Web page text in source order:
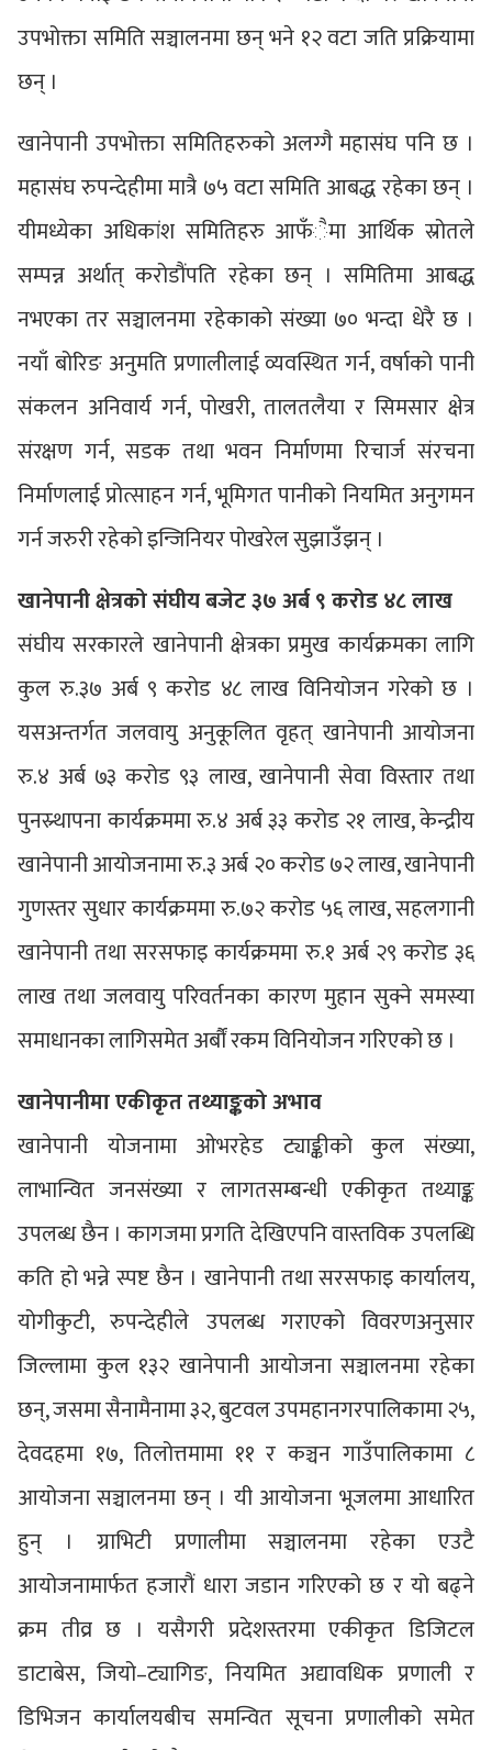
उपभोक्ता समिति सञ्चालनमा छन् भने १२ वटा जति प्रक्रियामा
छन् ।
खानेपानी उपभोक्ता समितिहरुको अलग्गै महासंघ पनि छ ।
महासंघ रुपन्देहीमा मात्रै ७५ वटा समिति आबद्ध रहेका छन् ।
यीमध्येका अधिकांश समितिहरु आफँैमा आर्थिक स्रोतले
सम्पन्न अर्थात् करोडौंपति रहेका छन् । समितिमा आबद्ध
नभएका तर सञ्चालनमा रहेकाको संख्या ७० भन्दा धेरै छ ।
नयाँ बोरिङ अनुमति प्रणालीलाई व्यवस्थित गर्न, वर्षाको पानी
संकलन अनिवार्य गर्न, पोखरी, तालतलैया र सिमसार क्षेत्र
संरक्षण गर्न, सडक तथा भवन निर्माणमा रिचार्ज संरचना
निर्माणलाई प्रोत्साहन गर्न, भूमिगत पानीको नियमित अनुगमन
गर्न जरुरी रहेको इन्जिनियर पोखरेल सुझाउँझन् ।
खानेपानी क्षेत्रको संघीय बजेट ३७ अर्ब ९ करोड ४८ लाख
संघीय सरकारले खानेपानी क्षेत्रका प्रमुख कार्यक्रमका लागि
कुल रु.३७ अर्ब ९ करोड ४८ लाख विनियोजन गरेको छ ।
यसअन्तर्गत जलवायु अनुकूलित वृहत् खानेपानी आयोजना
रु.४ अर्ब ७३ करोड ९३ लाख, खानेपानी सेवा विस्तार तथा
पुनस्र्थापना कार्यक्रममा रु.४ अर्ब ३३ करोड २१ लाख, केन्द्रीय
खानेपानी आयोजनामा रु.३ अर्ब २० करोड ७२ लाख, खानेपानी
गुणस्तर सुधार कार्यक्रममा रु.७२ करोड ५६ लाख, सहलगानी
खानेपानी तथा सरसफाइ कार्यक्रममा रु.१ अर्ब २९ करोड ३६
लाख तथा जलवायु परिवर्तनका कारण मुहान सुक्ने समस्या
समाधानका लागिसमेत अर्बौं रकम विनियोजन गरिएको छ ।
खानेपानीमा एकीकृत तथ्याङ्कको अभाव
खानेपानी योजनामा ओभरहेड ट्याङ्कीको कुल संख्या,
लाभान्वित जनसंख्या र लागतसम्बन्धी एकीकृत तथ्याङ्क
उपलब्ध छैन । कागजमा प्रगति देखिएपनि वास्तविक उपलब्धि
कति हो भन्ने स्पष्ट छैन । खानेपानी तथा सरसफाइ कार्यालय,
योगीकुटी, रुपन्देहीले उपलब्ध गराएको विवरणअनुसार
जिल्लामा कुल १३२ खानेपानी आयोजना सञ्चालनमा रहेका
छन्, जसमा सैनामैनामा ३२, बुटवल उपमहानगरपालिकामा २५,
देवदहमा १७, तिलोत्तमामा ११ र कञ्चन गाउँपालिकामा ८
आयोजना सञ्चालनमा छन् । यी आयोजना भूजलमा आधारित
हुन् । ग्राभिटी प्रणालीमा सञ्चालनमा रहेका एउटै
आयोजनामार्फत हजारौं धारा जडान गरिएको छ र यो बढ्ने
क्रम तीव्र छ । यसैगरी प्रदेशस्तरमा एकीकृत डिजिटल
डाटाबेस, जियो–ट्यागिङ, नियमित अद्यावधिक प्रणाली र
डिभिजन कार्यालयबीच समन्वित सूचना प्रणालीको समेत